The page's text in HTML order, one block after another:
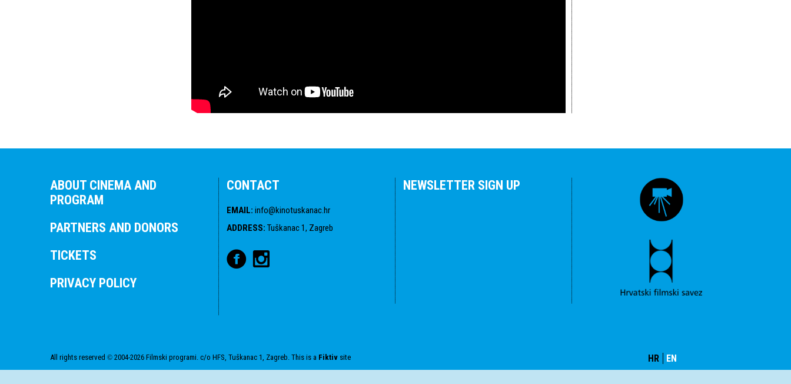
ABOUT CINEMA AND
PROGRAM
PARTNERS AND DONORS
TICKETS
PRIVACY POLICY
CONTACT
EMAIL: info@kinotuskanac.hr
ADDRESS: Tuškanac 1, Zagreb
NEWSLETTER SIGN UP
HR EN
All rights reserved © 2004-2026 Filmski programi. c/o HFS, Tuškanac 1, Zagreb. This is a Fiktiv site